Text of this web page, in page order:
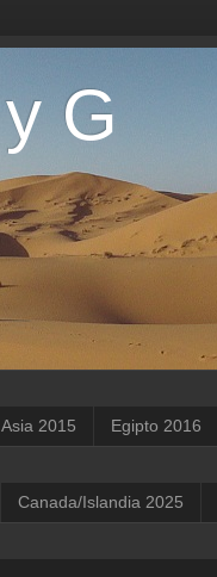
G
Asia 2015 Egipto 2016
Canada/Islandia 2025